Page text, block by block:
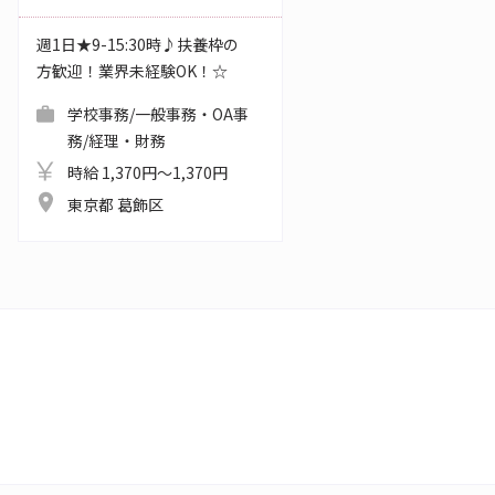
週1日★9-15:30時♪扶養枠の
方歓迎！業界未経験OK！☆
学校事務/一般事務・OA事
務/経理・財務
時給 1,370円～1,370円
東京都 葛飾区